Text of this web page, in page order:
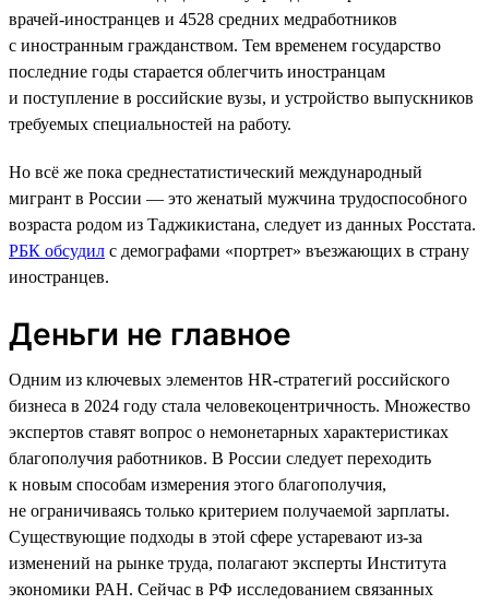
врачей-иностранцев и 4528 средних медработников
с иностранным гражданством. Тем временем государство
последние годы старается облегчить иностранцам
и поступление в российские вузы, и устройство выпускников
требуемых специальностей на работу.
Но всё же пока среднестатистический международный
мигрант в России — это женатый мужчина трудоспособного
возраста родом из Таджикистана, следует из данных Росстата.
РБК обсудил с демографами «портрет» въезжающих в страну
иностранцев.
Деньги не главное
Одним из ключевых элементов HR-стратегий российского
бизнеса в 2024 году стала человекоцентричность. Множество
экспертов ставят вопрос о немонетарных характеристиках
благополучия работников. В России следует переходить
к новым способам измерения этого благополучия,
не ограничиваясь только критерием получаемой зарплаты.
Существующие подходы в этой сфере устаревают из-за
изменений на рынке труда, полагают эксперты Института
экономики РАН. Сейчас в РФ исследованием связанных